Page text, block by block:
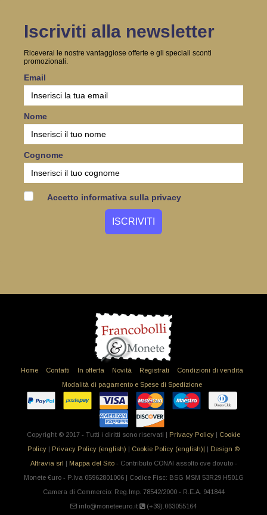
Iscriviti alla newsletter
Riceverai le nostre vantaggiose offerte e gli speciali sconti
promozionali.
Email
Nome
Cognome
Accetto informativa sulla privacy
Home Contatti In offerta Novità Registrati
Condizioni di vendita
Modalità di pagamento e Spese di Spedizione
Copyright © 2017 - Tutti i diritti sono riservati | Privacy Policy | Cookie
Policy | Privacy Policy (english) | Cookie Policy (english)| | Design ©
Altravia srl | Mappa del Sito- Contributo CONAI assolto ove dovuto -
Monete €uro - P.Iva 05962801006 | Codice Fisc: BSG MSM 53R29 H501G
Camera di Commercio: Reg.Imp. 78542/2000 - R.E.A. 941844
info@moneteeuro.it
(+39).063055164